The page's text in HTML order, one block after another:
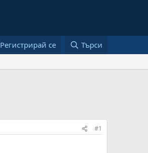
Регистрирай се Търси
#1